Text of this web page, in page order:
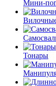
Мини-
Тонары